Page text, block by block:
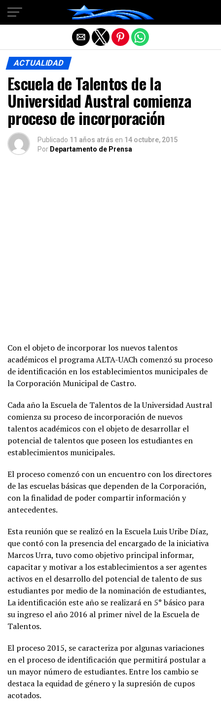
ACTUALIDAD
Escuela de Talentos de la
Universidad Austral comienza
proceso de incorporación
Publicado 11 años atrás en 14 octubre, 2015
Por Departamento de Prensa
Con el objeto de incorporar los nuevos talentos
académicos el programa ALTA-UACh comenzó su proceso
de identificación en los establecimientos municipales de
la Corporación Municipal de Castro.
Cada año la Escuela de Talentos de la Universidad Austral
comienza su proceso de incorporación de nuevos
talentos académicos con el objeto de desarrollar el
potencial de talentos que poseen los estudiantes en
establecimientos municipales.
El proceso comenzó con un encuentro con los directores
de las escuelas básicas que dependen de la Corporación,
con la finalidad de poder compartir información y
antecedentes.
Esta reunión que se realizó en la Escuela Luis Uribe Díaz,
que contó con la presencia del encargado de la iniciativa
Marcos Urra, tuvo como objetivo principal informar,
capacitar y motivar a los establecimientos a ser agentes
activos en el desarrollo del potencial de talento de sus
estudiantes por medio de la nominación de estudiantes,
La identificación este año se realizará en 5° básico para
su ingreso el año 2016 al primer nivel de la Escuela de
Talentos.
El proceso 2015, se caracteriza por algunas variaciones
en el proceso de identificación que permitirá postular a
un mayor número de estudiantes. Entre los cambio se
destaca la equidad de género y la supresión de cupos
acotados.
Salir de la versión móvil